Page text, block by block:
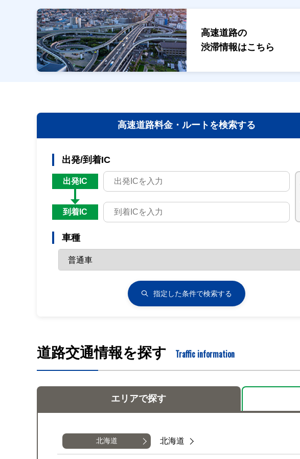
高速道路の
渋滞情報はこちら
高速道路料金・ ルートを検索する
出発/到着IC
出発IC
到着IC
車種
指定した条件で検索する
道路交通情報を探す Traffic information
エリアで探す
北海道 北海道